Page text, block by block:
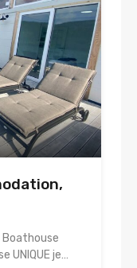
UNIQUE je…